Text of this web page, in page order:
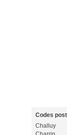
Codes
Challuy